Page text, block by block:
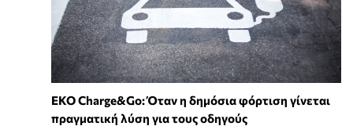
EKO Charge&Go: Όταν η δημόσια φόρτιση γίνεται
πραγματική λύση για τους οδηγούς